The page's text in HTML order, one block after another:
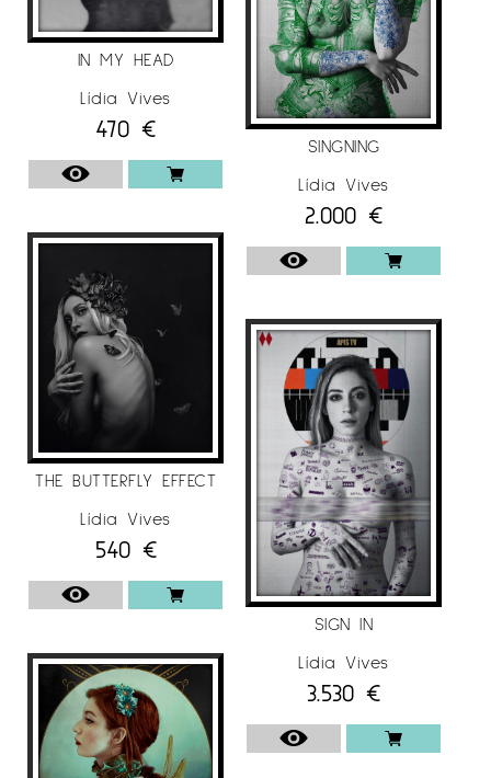
interessa que la gent interpreti la seva
fotografia, crean dubtes. Això fa que
l’espectador es vegi obligat a mirar-la durant
una estona i s’endinsi en la història. La idea
és que resulti inquietant, que sembli que el
personatge es mourà en qualsevol moment,
que
deixin clar que només són el fotograma d’una
seqüència. No vol crear escenes, sinó nous
EXPOSICIONS
L’artista Lídia Vives ha participat en diverses
exposicions, com per exemple: “Old Summer
Memories”, Fifty Dots Gallery, Barcelona, Spain
(2020), A&D, A d’Art i D de Dona,Galeria Espai
Cavallers, Lleida, (2020) “Miami Photo Fair”,
Limited Edition Gallery, Miami, USA (2019), II
Certamen Miro&Art, Reial Cercle Artístic,
Barcelona,(2019). També ha col·laborat en
diferents revistes i publicacions, com per
expemple: “Monochrome Photography Awards”,
International Black & White Photography
Contest 2020, “Trierenberg Super Circuit 2020”,
Quintessence 2000 – (2020).
IN MY HEAD
Lídia Vives
470 €
THE BUTTERFLY EFFECT
Lídia Vives
540 €
SINGNING
Lídia Vives
2.000 €
SIGN IN
Lídia Vives
3.530 €